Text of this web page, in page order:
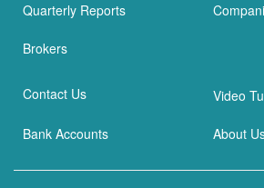
Quarterly Reports
Brokers
Contact Us Video
Bank Accounts About